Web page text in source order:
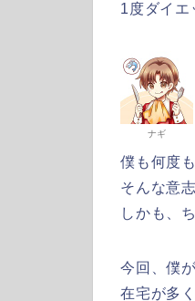
1度ダイエ
ナギ
僕も何度
そんな意
しかも、
今回、僕
在宅が多